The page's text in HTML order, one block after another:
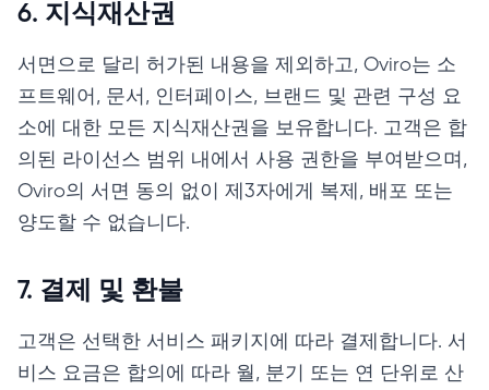
6. 지식재산권
서면으로 달리 허가된 내용을 제외하고, Oviro는 소
프트웨어, 문서, 인터페이스, 브랜드 및 관련 구성 요
소에 대한 모든 지식재산권을 보유합니다. 고객은 합
의된 라이선스 범위 내에서 사용 권한을 부여받으며,
Oviro의 서면 동의 없이 제3자에게 복제, 배포 또는
양도할 수 없습니다.
7. 결제 및 환불
고객은 선택한 서비스 패키지에 따라 결제합니다. 서
비스 요금은 합의에 따라 월, 분기 또는 연 단위로 산